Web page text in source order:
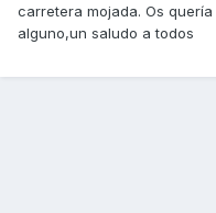
carretera mojada. Os
alguno,un saludo a todos